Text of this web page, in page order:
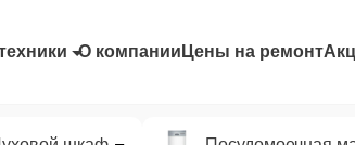
О компании Цены на ремонт